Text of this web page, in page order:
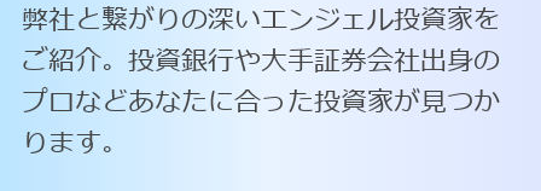
弊社と繋がりの深いエンジェル投資家を
ご紹介。投資銀行や大手証券会社出身の
プロなどあなたに合った投資家が見つか
ります。